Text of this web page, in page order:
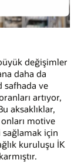
değişimler
daha da
safhada ve
artıyor,
aksaklıklar,
motive
için
kuruluşu İK